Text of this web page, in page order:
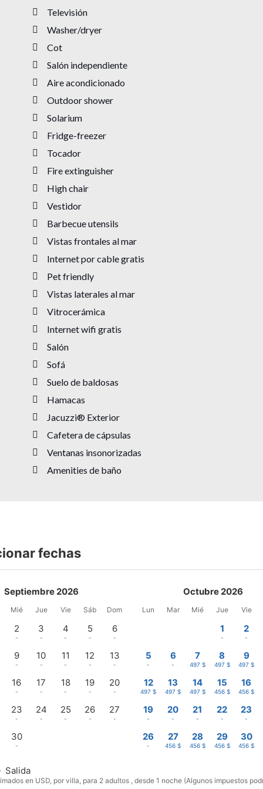
Televisión
Washer/dryer
Cot
Salón independiente
Aire acondicionado
Outdoor shower
Solarium
Fridge-freezer
Tocador
Fire extinguisher
High chair
Vestidor
Barbecue utensils
Vistas frontales al mar
Internet por cable gratis
Pet friendly
Vistas laterales al mar
Vitrocerámica
Internet wifi gratis
Salón
Sofá
Suelo de baldosas
Hamacas
Jacuzzi® Exterior
Cafetera de cápsulas
Ventanas insonorizadas
Amenities de baño
fechas
Septiembre 2026
Mié Jue Vie Sáb Dom
2
-
3
-
4
-
5
-
6
-
9
-
10
-
11
-
12
-
13
-
16
-
17
-
18
-
19
-
20
-
23
-
24
-
25
-
26
-
27
-
30
-
Octubre 2026
Lun Mar Mié Jue Vie
1
-
2
-
5
-
6
-
7
497 $
8
497 $
9
497 $
12
497 $
13
497 $
14
497 $
15
456 $
16
456 $
19
-
20
-
21
-
22
-
23
-
26
-
27
456 $
28
456 $
29
456 $
30
456 $
Salida
en USD, por villa, para 2 adultos , desde 1 noche (Algunos impuestos